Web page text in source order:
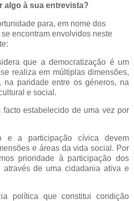
algo à sua entrevista?
para, em nome dos
encontram envolvidos neste
que a democratização é um
realiza em múltiplas dimensões,
na paridade entre os géneros, na
e social.
estabelecido de uma vez por
e a participação cívica devem
e áreas da vida social. Por
prioridade à participação dos
através de uma cidadania ativa e
política que constitui condição